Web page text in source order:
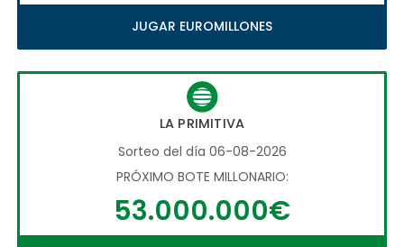
JUGAR EUROMILLONES
LA PRIMITIVA
Sorteo del día 06-08-2026
PRÓXIMO BOTE MILLONARIO:
53.000.000€